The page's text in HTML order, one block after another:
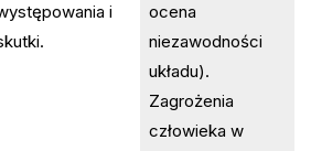
i
ocena
niezawodności
układu).
Zagrożenia
człowieka w